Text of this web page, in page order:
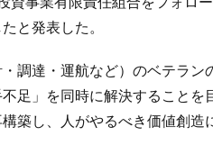
と発表した。
調達・運航など）のベテラ
足」を同時に解決することを
築し、人がやるべき価値創造